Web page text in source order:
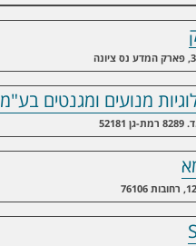
מנועים ומגנטים בע"מ